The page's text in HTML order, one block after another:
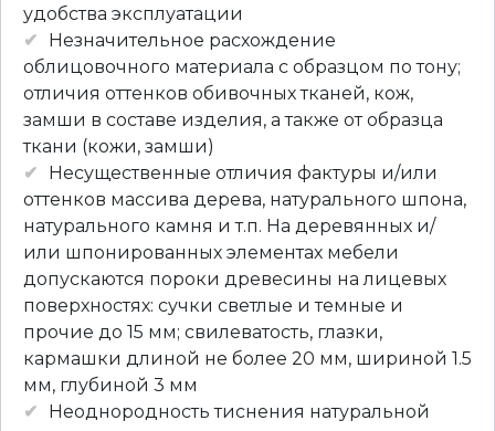
удобства эксплуатации
Незначительное расхождение
облицовочного материала с образцом по тону;
отличия оттенков обивочных тканей, кож,
замши в составе изделия, а также от образца
ткани (кожи, замши)
Несущественные отличия фактуры и/или
оттенков массива дерева, натурального шпона,
натурального камня и т.п. На деревянных и/
или шпонированных элементах мебели
допускаются пороки древесины на лицевых
поверхностях: сучки светлые и темные и
прочие до 15 мм; свилеватость, глазки,
кармашки длиной не более 20 мм, шириной 1.5
мм, глубиной 3 мм
Неоднородность тиснения натуральной